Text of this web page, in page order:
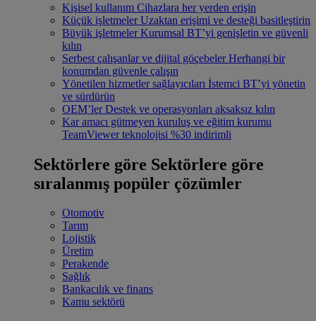
Kişisel kullanım Cihazlara her yerden erişin
Küçük işletmeler Uzaktan erişimi ve desteği basitleştirin
Büyük işletmeler Kurumsal BT’yi genişletin ve güvenli
kılın
Serbest çalışanlar ve dijital göçebeler Herhangi bir
konumdan güvenle çalışın
Yönetilen hizmetler sağlayıcıları İstemci BT’yi yönetin
ve sürdürün
OEM’ler Destek ve operasyonları aksaksız kılın
Kar amacı gütmeyen kuruluş ve eğitim kurumu
TeamViewer teknolojisi %30 indirimli
Sektörlere göre Sektörlere göre
sıralanmış popüler çözümler
Otomotiv
Tarım
Lojistik
Üretim
Perakende
Sağlık
Bankacılık ve finans
Kamu sektörü